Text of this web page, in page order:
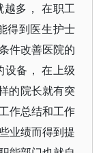
越多， 在职工
得到医生护士
件改善医院的
设备， 在上级
的院长就有突
作总结和工作
业绩而得到提